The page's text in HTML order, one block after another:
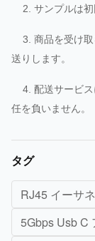
2. サンプルは初
3. 商品を受け取
送りします。
4. 配送サービス
任を負いません。
タグ
RJ45 イーサ
5Gbps Usb C